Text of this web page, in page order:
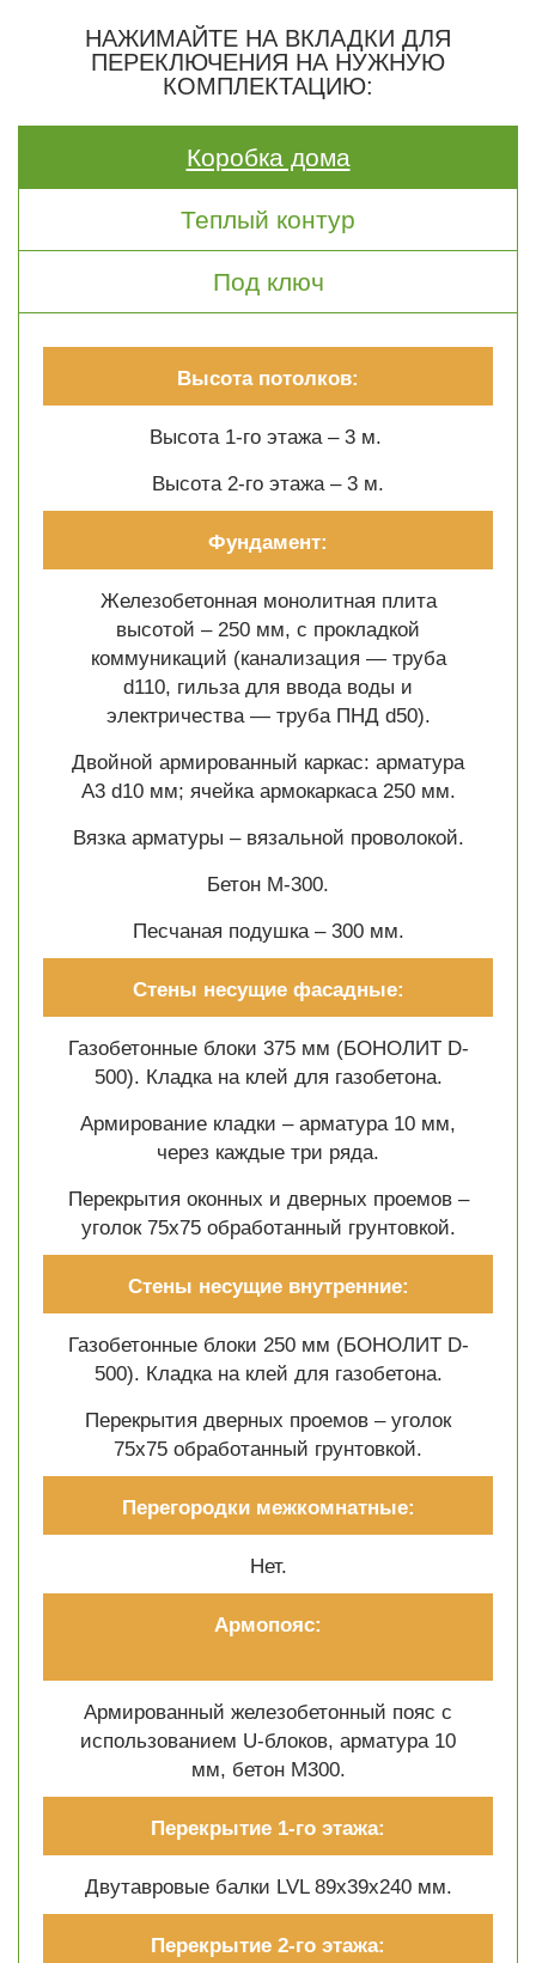
НАЖИМАЙТЕ НА ВКЛАДКИ ДЛЯ
ПЕРЕКЛЮЧЕНИЯ НА НУЖНУЮ
КОМПЛЕКТАЦИЮ:
Коробка дома
Теплый контур
Под ключ
Высота потолков:
Высота 1-го этажа – 3 м.
Высота 2-го этажа – 3 м.
Фундамент:
Железобетонная монолитная плита
высотой – 250 мм, с прокладкой
коммуникаций (канализация — труба
d110, гильза для ввода воды и
электричества — труба ПНД d50).
Двойной армированный каркас: арматура
A3 d10 мм; ячейка армокаркаса 250 мм.
Вязка арматуры – вязальной проволокой.
Бетон М-300.
Песчаная подушка – 300 мм.
Стены несущие фасадные:
Газобетонные блоки 375 мм (БОНОЛИТ D-
500). Кладка на клей для газобетона.
Армирование кладки – арматура 10 мм,
через каждые три ряда.
Перекрытия оконных и дверных проемов –
уголок 75х75 обработанный грунтовкой.
Стены несущие внутренние:
Газобетонные блоки 250 мм (БОНОЛИТ D-
500). Кладка на клей для газобетона.
Перекрытия дверных проемов – уголок
75х75 обработанный грунтовкой.
Перегородки межкомнатные:
Нет.
Армопояс:
Армированный железобетонный пояс с
использованием U-блоков, арматура 10
мм, бетон М300.
Перекрытие 1-го этажа:
Двутавровые балки LVL 89х39х240 мм.
Перекрытие 2-го этажа: